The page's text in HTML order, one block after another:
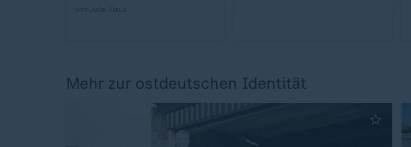
Mehr zur ostdeutschen Identität